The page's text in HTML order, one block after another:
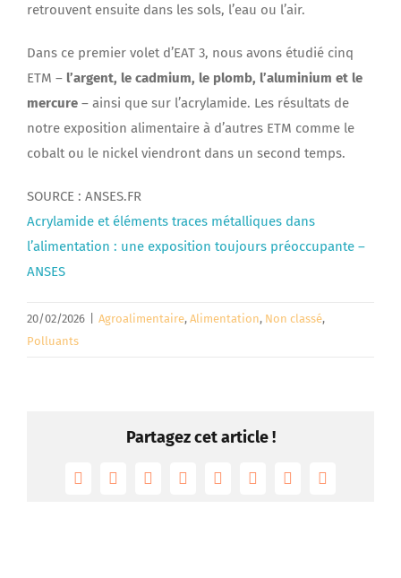
retrouvent ensuite dans les sols, l’eau ou l’air.
Dans ce premier volet d’EAT 3, nous avons étudié cinq
ETM – l’argent, le cadmium, le plomb, l’aluminium et le
mercure – ainsi que sur l’acrylamide. Les résultats de
notre exposition alimentaire à d’autres ETM comme le
cobalt ou le nickel viendront dans un second temps.
SOURCE : ANSES.FR
Acrylamide et éléments traces métalliques dans
l’alimentation : une exposition toujours préoccupante –
ANSES
20/02/2026 Agroalimentaire, Alimentation, Non classé,
Polluants
Partagez cet article !
FacebookTwitterRedditLinkedInTumblrPinterest
Vk Email